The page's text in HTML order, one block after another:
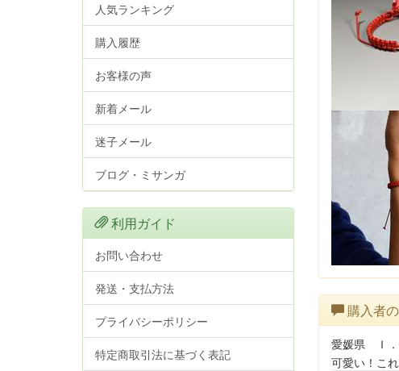
購入者
愛媛県 Ｉ
可愛い！こ
人気ランキング
購入履歴
お客様の声
新着メール
迷子メール
ブログ・ミサンガ
利用ガイド
お問い合わせ
発送・支払方法
プライバシーポリシー
特定商取引法に基づく表記